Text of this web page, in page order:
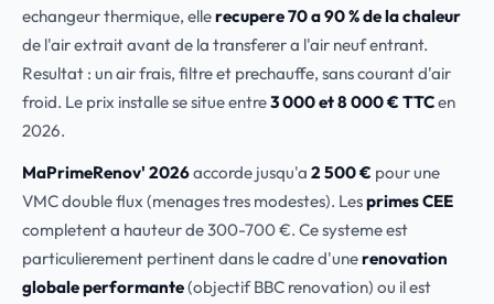
echangeur thermique, ellerecupere 70 a 90 % de la chaleur
de l'air extrait avant de la transferer a l'air neuf entrant.
Resultat : un air frais, filtre et prechauffe, sans courant d'air
froid. Le prix installe se situe entre3 000 et 8 000 € TTCen
2026.
MaPrimeRenov' 2026accorde jusqu'a 2 500 € pour une
VMC double flux (menages tres modestes). Lesprimes CEE
completent a hauteur de 300-700 €. Ce systeme est
particulierement pertinent dans le cadre d'unerenovation
globale performante(objectif BBC renovation) ou il est